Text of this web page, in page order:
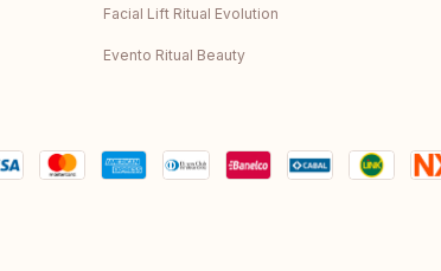
Facial Lift Ritual Evolution
Evento Ritual Beauty